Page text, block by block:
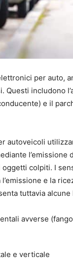
per auto,
Questi includono
e il
autoveicoli
colpiti. I
e la
tuttavia
avverse
e verticale